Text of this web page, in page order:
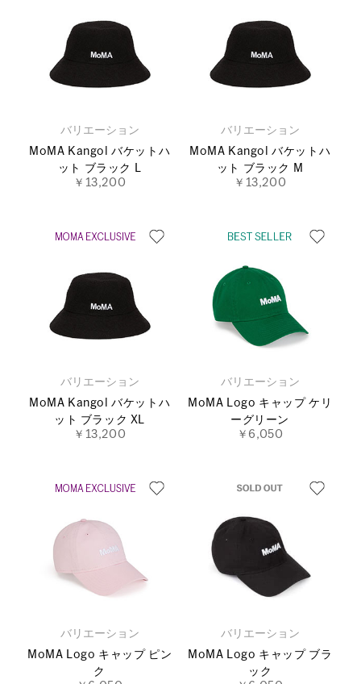
バリエーション
MoMA Kangol バケットハ
ット ブラック L
￥13,200
バリエーション
MoMA Kangol バケットハ
ット ブラック M
￥13,200
バリエーション
MoMA Kangol バケットハ
ット ブラック XL
￥13,200
バリエーション
MoMA Logo キャップ ケリ
ーグリーン
￥6,050
バリエーション
MoMA Logo キャップ ピン
ク
バリエーション
MoMA Logo キャップ ブラ
ック